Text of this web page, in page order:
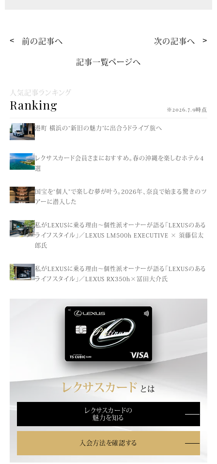
人気記事ランキング
Ranking ※2026.7.9時点
港町 横浜の“新旧の魅力”に出合うドライブ旅へ
レクサスカード会員さまにおすすめ。春の沖縄を楽しむホテル4
選
国宝を“個人”で楽しむ夢が叶う。2026年、奈良で始まる驚きのツ
アーに潜入した
私がLEXUSに乗る理由〜個性派オーナーが語る「LEXUSのある
ライフスタイル」／LEXUS LM500h EXECUTIVE × 須藤信太
郎氏
私がLEXUSに乗る理由〜個性派オーナーが語る「LEXUSのある
ライフスタイル」／LEXUS RX350h×冨田大介氏
レクサスカード とは
レクサスカードの
魅力を知る
入会方法を確認する
前の記事へ
記事一覧ページへ
次の記事へ